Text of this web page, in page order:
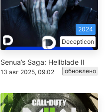
Decepticon
2024
Senua’s Saga: Hellblade II
13 авг 2025, 09:02 обновлено